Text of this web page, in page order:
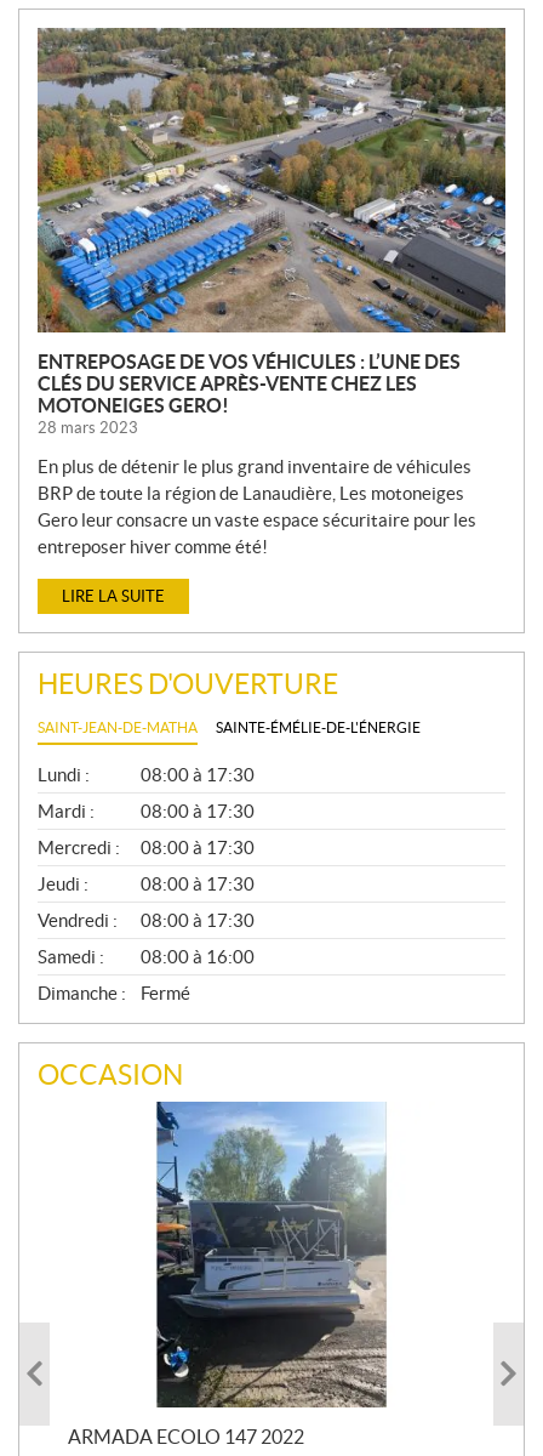
N
O
U
V
E
L
L
E
S
ENTREPOSAGE DE VOS VÉHICULES : L’UNE DES
CLÉS DU SERVICE APRÈS-VENTE CHEZ LES
MOTONEIGES GERO!
28 mars 2023
En plus de détenir le plus grand inventaire de véhicules
BRP de toute la région de Lanaudière, Les motoneiges
Gero leur consacre un vaste espace sécuritaire pour les
entreposer hiver comme été!
LIRE LA SUITE
HEURES D'OUVERTURE
SAINT-JEAN-DE-MATHA SAINTE-ÉMÉLIE-DE-L'ÉNERGIE
G
É
N
É
R
A
L
Lundi :
08:00 à 17:30
Mardi :
08:00 à 17:30
Mercredi :
08:00 à 17:30
Jeudi :
08:00 à 17:30
Vendredi :
08:00 à 17:30
Samedi :
08:00 à 16:00
Dimanche :
Fermé
OCCASION
ARMADA ECOLO 147 2022